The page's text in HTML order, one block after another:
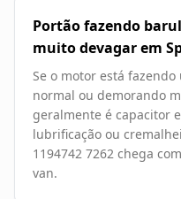
Portão fazendo
muito devagar em
Se o motor está
normal ou demorando
geralmente é capacitor
lubrificação ou
1194742 7262 chega
van.